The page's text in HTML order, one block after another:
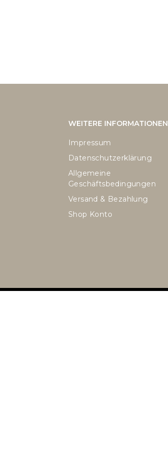
WEITERE INFORMATIONEN
Impressum
Datenschutzerklärung
Allgemeine
Geschäftsbedingungen
Versand & Bezahlung
Shop Konto